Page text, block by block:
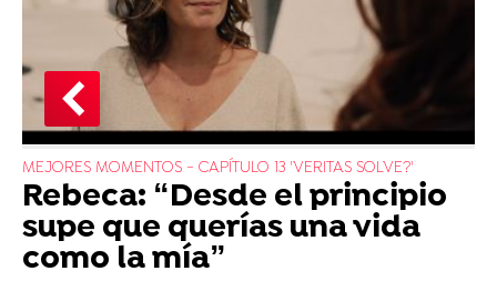
MEJORES MOMENTOS - CAPÍTULO 13 'VERITAS SOLVE?'
Rebeca: “Desde el principio
supe que querías una vida
como la mía”